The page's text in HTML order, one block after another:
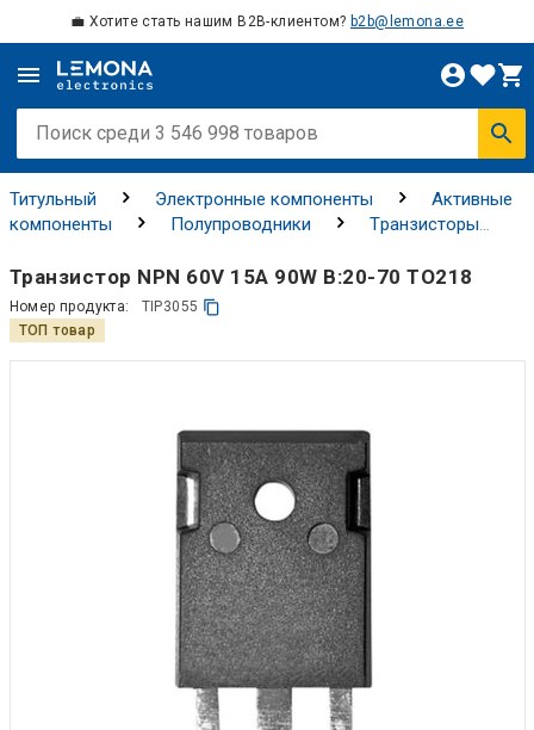
💼 Хотите стать нашим B2B-клиентом? b2b@lemona.ee
Титульный Электронные компоненты
Активные
компоненты
Полупроводники
Tранзисторы
Транзистор NPN 60V 15A 90W B:20-70 TO218
Номер продукта:
TIP3055
ТОП товар